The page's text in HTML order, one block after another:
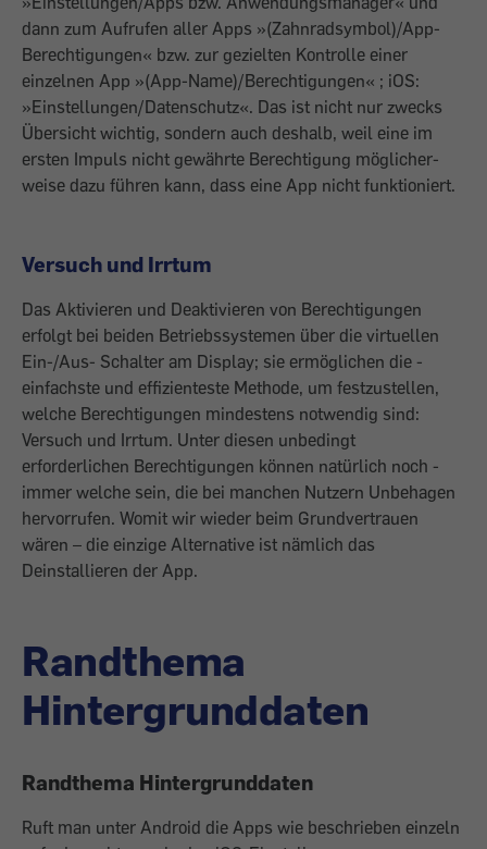
dann zum Aufrufen aller Apps »(Zahnradsymbol)/App-
Berechtigungen« bzw. zur gezielten Kontrolle einer
einzelnen App »(App-Name)/Berechtigungen« ; iOS:
»Einstellungen/Datenschutz«. Das ist nicht nur zwecks
Übersicht wichtig, sondern auch deshalb, weil eine im
ersten Impuls nicht gewährte Berechtigung möglicher­
weise dazu führen kann, dass eine App nicht funktioniert.
Versuch und Irrtum
Das Aktivieren und Deaktivieren von Berechtigungen
erfolgt bei beiden Betriebs­systemen über die virtuellen
Ein-/Aus- Schalter am Display; sie ermöglichen die ­
einfachste und effizienteste Methode, um festzustellen,
welche Berechtigungen mindestens notwendig sind:
Versuch und Irrtum. Unter diesen unbedingt
erforderlichen Berechtigungen können natürlich noch ­
immer ­welche sein, die bei manchen Nutzern Un­behagen
hervorrufen. Womit wir wieder beim Grundvertrauen
wären – die einzige Alternative ist nämlich das
Deinstallieren der App.
Randthema
Hintergrunddaten
Randthema Hintergrunddaten
Ruft man unter Android die Apps wie beschrieben einzeln